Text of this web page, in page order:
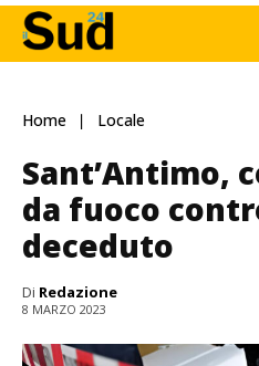
Home Locale
Sant’Antimo,
da fuoco
deceduto
Di Redazione
8 MARZO 2023